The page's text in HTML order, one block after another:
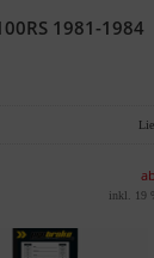
1981-1984
ab
inkl. 19